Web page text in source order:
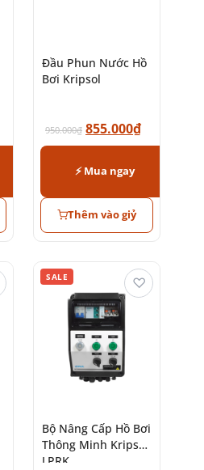
Đầu Phun Nước Hồ
Bơi Kripsol
950.000₫ 855.000₫
⚡ Mua ngay
Thêm vào giỷ
SALE
Bộ Nâng Cấp Hồ Bơi
Thông Minh Kripsol
LPRK
♡